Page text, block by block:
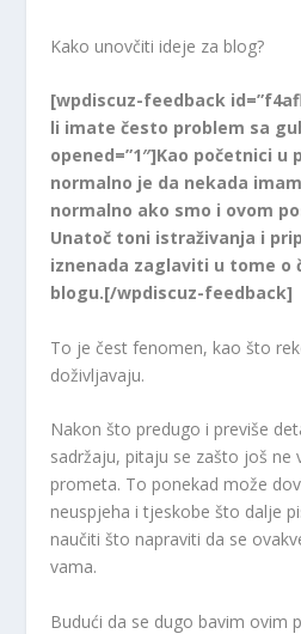
Kako unovčiti ideje za blog?
[wpdiscuz-feedback
li imate često problem sa
opened=”1″]Kao početnici u
normalno je da nekada
normalno ako smo i ovom
Unatoč toni istraživanja i
iznenada zaglaviti u tome o
blogu.[/wpdiscuz-feedback]
To je čest fenomen, kao što
doživljavaju.
Nakon što predugo i previše
sadržaju, pitaju se zašto još ne
prometa. To ponekad može
neuspjeha i tjeskobe što dalje
naučiti što napraviti da se
vama.
Budući da se dugo bavim ovim